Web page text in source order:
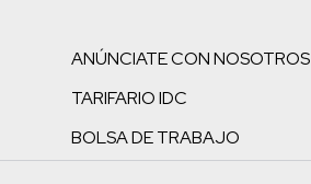
ANÚNCIATE CON NOSOTROS
TARIFARIO IDC
BOLSA DE TRABAJO